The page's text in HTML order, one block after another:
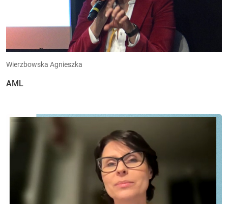
Wierzbowska Agnieszka
AML